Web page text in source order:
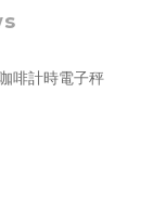
啡計時電子秤